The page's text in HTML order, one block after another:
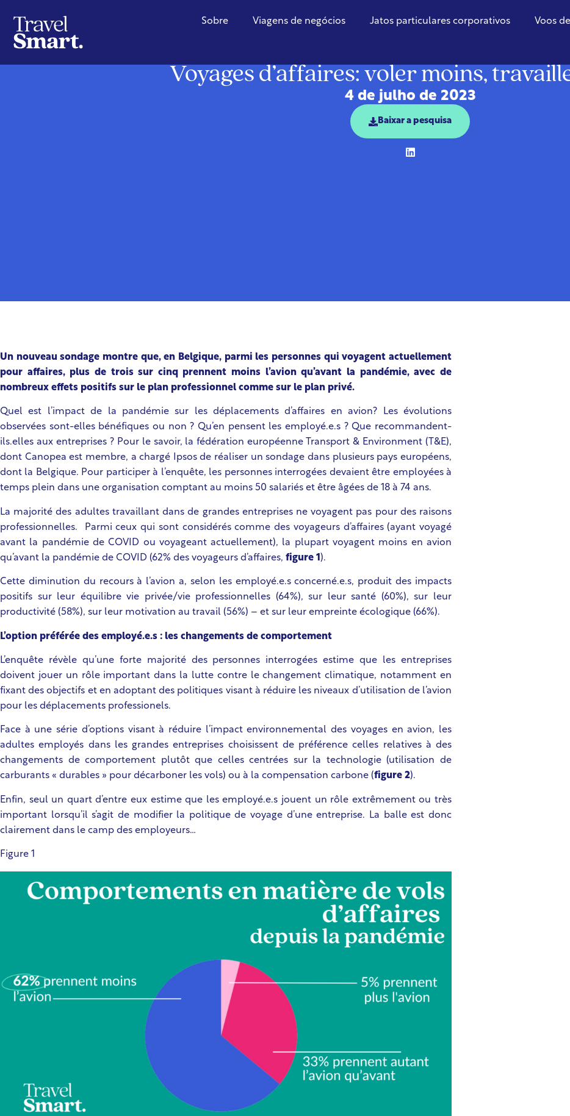
Sobre Viagens de negócios Jatos particulares corporativos Voos
Voyages d’affaires: voler moins,
4 de julho de 2023
Baixar a pesquisa
Un nouveau sondage montre que, en Belgique, parmi les personnes qui voyagent actuellement
pour affaires, plus de trois sur cinq prennent moins l’avion qu’avant la pandémie, avec de
nombreux effets positifs sur le plan professionnel comme sur le plan privé.
Quel est l’impact de la pandémie sur les déplacements d’affaires en avion? Les évolutions
observées sont-elles bénéfiques ou non ? Qu’en pensent les employé.e.s ? Que recommandent-
ils.elles aux entreprises ? Pour le savoir, la fédération européenne Transport & Environment (T&E),
dont Canopea est membre, a chargé Ipsos de réaliser un sondage dans plusieurs pays européens,
dont la Belgique. Pour participer à l’enquête, les personnes interrogées devaient être employées à
temps plein dans une organisation comptant au moins 50 salariés et être âgées de 18 à 74 ans.
La majorité des adultes travaillant dans de grandes entreprises ne voyagent pas pour des raisons
professionnelles. Parmi ceux qui sont considérés comme des voyageurs d’affaires (ayant voyagé
avant la pandémie de COVID ou voyageant actuellement), la plupart voyagent moins en avion
qu’avant la pandémie de COVID (62% des voyageurs d’affaires, figure 1 ).
Cette diminution du recours à l’avion a, selon les employé.e.s concerné.e.s, produit des impacts
positifs sur leur équilibre vie privée/vie professionnelles (64%), sur leur santé (60%), sur leur
productivité (58%), sur leur motivation au travail (56%) – et sur leur empreinte écologique (66%).
L’option préférée des employé.e.s : les changements de comportement
L’enquête révèle qu’une forte majorité des personnes interrogées estime que les entreprises
doivent jouer un rôle important dans la lutte contre le changement climatique, notamment en
fixant des objectifs et en adoptant des politiques visant à réduire les niveaux d’utilisation de l’avion
pour les déplacements professionels.
Face à une série d’options visant à réduire l’impact environnemental des voyages en avion, les
adultes employés dans les grandes entreprises choisissent de préférence celles relatives à des
changements de comportement plutôt que celles centrées sur la technologie (utilisation de
carburants « durables » pour décarboner les vols) ou à la compensation carbone (figure 2).
Enfin, seul un quart d’entre eux estime que les employé.e.s jouent un rôle extrêmement ou très
important lorsqu’il s’agit de modifier la politique de voyage d’une entreprise. La balle est donc
clairement dans le camp des employeurs…
Figure 1